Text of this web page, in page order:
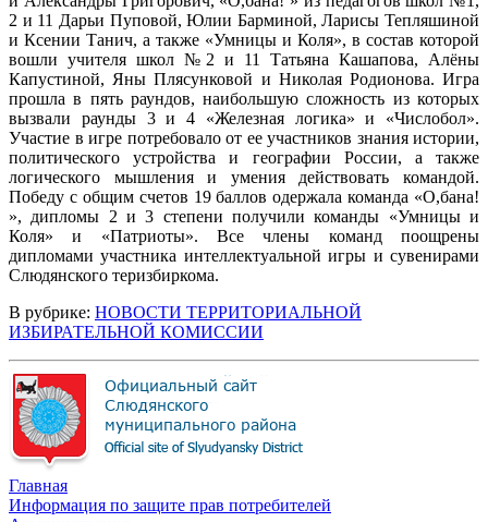
2 и 11 Дарьи Пуповой, Юлии Барминой, Ларисы Тепляшиной
и Ксении Танич, а также «Умницы и Коля», в состав которой
вошли учителя школ №2 и 11 Татьяна Кашапова, Алёны
Капустиной, Яны Плясунковой и Николая Родионова. Игра
прошла в пять раундов, наибольшую сложность из которых
вызвали раунды 3 и 4 «Железная логика» и «Числобол».
Участие в игре потребовало от ее участников знания истории,
политического устройства и географии России, а также
логического мышления и умения действовать командой.
Победу с общим счетов 19 баллов одержала команда «О,бана!
», дипломы 2 и 3 степени получили команды «Умницы и
Коля» и «Патриоты». Все члены команд поощрены
дипломами участника интеллектуальной игры и сувенирами
Слюдянского теризбиркома.
В рубрике: НОВОСТИ ТЕРРИТОРИАЛЬНОЙ
ИЗБИРАТЕЛЬНОЙ КОМИССИИ
Главная
Информация по защите прав потребителей